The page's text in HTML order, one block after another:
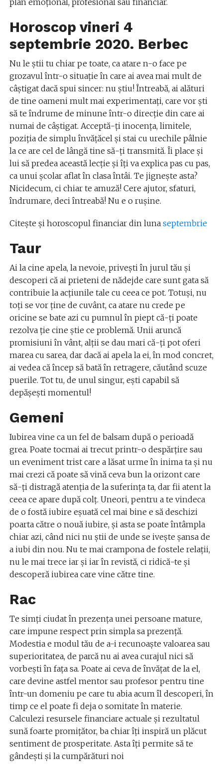
plan emoțional, profesional sau financiar.
Horoscop vineri 4
septembrie 2020. Berbec
Nu le ştii tu chiar pe toate, ca atare n-o face pe
grozavul într-o situaţie în care ai avea mai mult de
câştigat dacă spui sincer: nu ştiu! Întreabă, ai alături
de tine oameni mult mai experimentaţi, care vor şti
să te îndrume de minune într-o direcţie din care ai
numai de câştigat. Acceptă-ţi inocenţa, limitele,
poziţia de simplu învăţăcel şi stai cu urechile pâlnie
la ce are cel de lângă tine să-ţi transmită. Îi place şi
lui să predea această lecţie şi îţi va explica pas cu pas,
ca unui şcolar aflat în clasa întâi. Te jigneşte asta?
Nicidecum, ci chiar te amuză! Cere ajutor, sfaturi,
îndrumare, deci întreabă! Nu e o ruşine.
Citește și horoscopul financiar din luna septembrie
Taur
Ai la cine apela, la nevoie, priveşti în jurul tău şi
descoperi că ai prieteni de nădejde care sunt gata să
contribuie la acţiunile tale cu ceea ce pot. Totuşi, nu
toţi se vor ţine de cuvânt, ca atare nu crede pe
oricine se bate azi cu pumnul în piept că-ţi poate
rezolva ţie cine ştie ce problemă. Unii aruncă
promisiuni în vânt, alţii se dau mari că-ţi pot oferi
marea cu sarea, dar dacă ai apela la ei, în mod concret,
ai vedea că încep să bată în retragere, căutând scuze
puerile. Tot tu, de unul singur, eşti capabil să
depăşeşti momentul!
Gemeni
Iubirea vine ca un fel de balsam după o perioadă
grea. Poate tocmai ai trecut printr-o despărţire sau
un eveniment trist care a lăsat urme în inima ta şi nu
mai crezi că poate să vină ceva bun la orizont care
să-ţi distragă atenţia de la suferinţa ta, dar fii atent la
ceea ce apare după colţ. Uneori, pentru a te vindeca
de o fostă iubire eşuată cel mai bine e să deschizi
poarta către o nouă iubire, şi asta se poate întâmpla
chiar azi, când nici nu ştii de unde se iveşte şansa de
a iubi din nou. Nu te mai crampona de fostele relaţii,
nu le mai trece iar şi iar în revistă, ci ridică-te şi
descoperă iubirea care vine către tine.
Rac
Te simţi ciudat în prezenţa unei persoane mature,
care impune respect prin simpla sa prezenţă.
Modestia e modul tău de a-i recunoaşte valoarea sau
superioritatea, de parcă nu ai avea curajul nici să
vorbeşti în faţa sa. Poate ai ceva de învăţat de la el,
care devine astfel mentor sau profesor pentru tine
într-un domeniu pe care tu abia acum îl descoperi, în
timp ce el poate fi deja o somitate în materie.
Calculezi resursele financiare actuale şi rezultatul
sună foarte promiţător, ba chiar îţi inspiră un plăcut
sentiment de prosperitate. Asta îţi permite să te
gândeşti şi la cumpărături noi